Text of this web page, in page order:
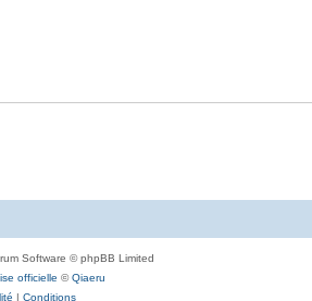
Software © phpBB Limited
officielle ©Qiaeru
| Conditions